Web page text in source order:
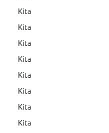
Kita
Kita
Kita
Kita
Kita
Kita
Kita
Kita